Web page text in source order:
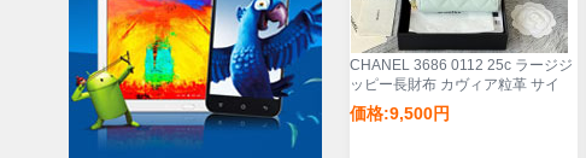
CHANEL 3686 0112 25c ラージジ
ッピー長財布 カヴィア粒革 サイ
ズ:12x8x2cm
価格:9,500円